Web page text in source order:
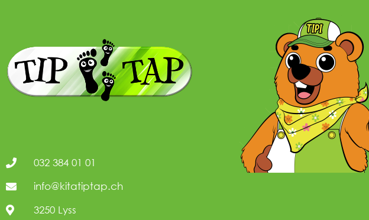
032 384 01 01
info@kitatiptap.ch
3250 Lyss